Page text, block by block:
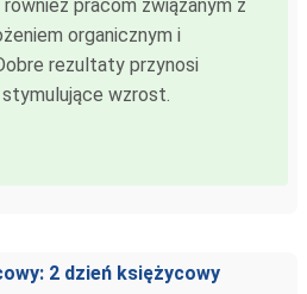
pracom związanym z
organicznym i
rezultaty przynosi
wzrost.
2 dzień księżycowy